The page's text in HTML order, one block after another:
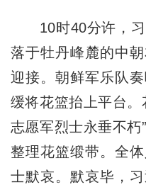
10时40分许，习
落于牡丹峰麓的中
迎接。朝鲜军乐队
缓将花篮抬上平台。
志愿军烈士永垂不朽
整理花篮缎带。全
士默哀。默哀毕，